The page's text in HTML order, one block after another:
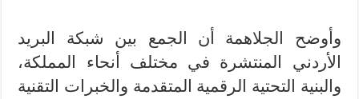
وأوضح الجلاهمة أن الجمع بين شبكة البريد
الأردني المنتشرة في مختلف أنحاء المملكة،
والبنية التحتية الرقمية المتقدمة والخبرات التقنية